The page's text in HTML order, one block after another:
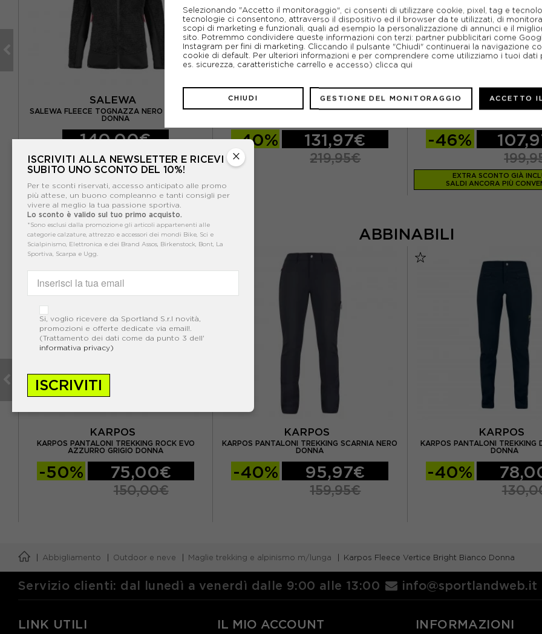
SALEWA
SALEWA FLEECE TOGNAZZA NERO MELANGE
DONNA
140,00€
PATAGONIA
PATAGONIA FLEECE R2 TECHFACE HOODY
-40% 131,97€
219,95€
HAGLOFS
HAGLÖFS FELPA IN PILE
-46%
EXTRA SCONTO GIÀ
SALDI ANCORA PIÙ
ABBINABILI
KARPOS
KARPOS PANTALONI TREKKING ROCK EVO
AZZURRO GRIGIO DONNA
-50% 75,00€
150,00€
KARPOS
KARPOS PANTALONI TREKKING SCARNIA NERO
DONNA
-40% 95,97€
159,95€
KARPOS
KARPOS PANTALONI TREKKING
DONNA
-40%
Abbigliamento Outdoor e neve Maglie trekking e alpinismo m/lunga Karpos Fleece Vertice Bright Bianco Donna
×
ISCRIVITI ALLA NEWSLETTER E RICEVI
SUBITO UNO SCONTO DEL 10%!
Per te sconti riservati, accesso anticipato alle promo
più attese, un buono compleanno e tanti consigli per
vivere al meglio la tua passione sportiva.
Lo sconto è valido sul tuo primo acquisto.
*Sono esclusi dalla promozione gli articoli appartenenti alle
categorie calzature, attrezzo e accessori dei mondi Bike, Sci e
Scialpinismo, Elettronica e dei Brand Assos, Birkenstock, Bont, La
Sportiva, Scarpa e Ugg.
Si, voglio ricevere da Sportland S.r.l novità,
promozioni e offerte dedicate via email!.
(Trattamento dei dati come da punto 3 dell'
informativa privacy)
ISCRIVITI
Servizio clienti: dal lunedì a venerdì dalle 9:00 alle 13:00 info@sportlandweb.it
LINK UTILI IL MIO ACCOUNT INFORMAZIONI
Selezionando "Accetto il monitoraggio", ci consenti di utilizzare cookie, pixel, tag e
tecnologie ci consentono, attraverso il dispositivo ed il browser da te utilizzati, di
scopi di marketing e funzionali, quali ad esempio la personalizzazione di annunci e il
sito. Potremmo condividere queste informazioni con terzi: partner pubblicitari come
Instagram per fini di marketing. Cliccando il pulsante "Chiudi" continuerai la navigazione
cookie di default. Per ulteriori informazioni e per comprendere come utilizziamo i tuoi
es. sicurezza, caratteristiche carrello e accesso) clicca qui
CHIUDI GESTIONE DEL MONITORAGGIO ACCETTO